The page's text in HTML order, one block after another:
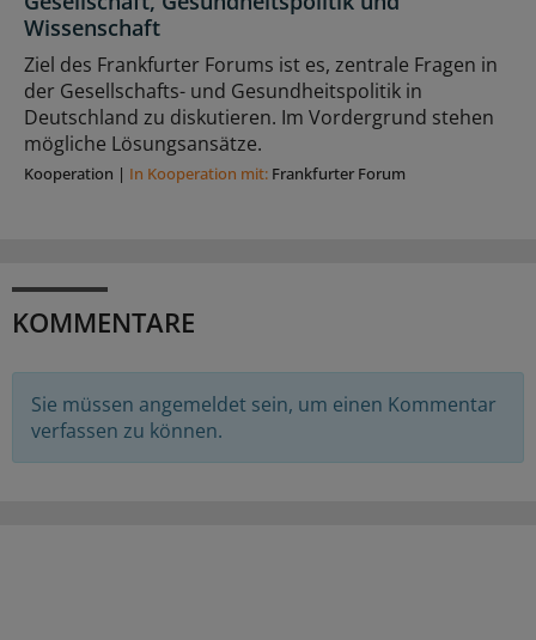
Wissenschaft
Ziel des Frankfurter Forums ist es, zentrale Fragen in
der Gesellschafts- und Gesundheitspolitik in
Deutschland zu diskutieren. Im Vordergrund stehen
mögliche Lösungsansätze.
Kooperation | In Kooperation mit: Frankfurter Forum
KOMMENTARE
Sie müssen angemeldet sein, um einen Kommentar
verfassen zu können.